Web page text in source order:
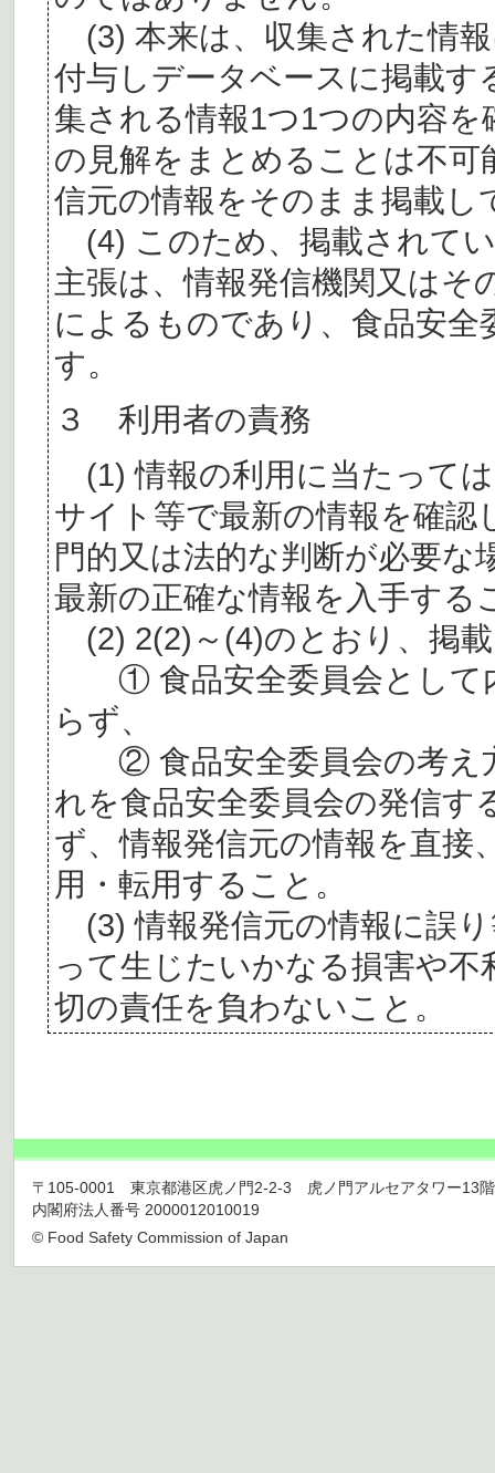
(3) 本来は、収集された情
付与しデータベースに掲載
集される情報1つ1つの内容
の見解をまとめることは不
信元の情報をそのまま掲載し
(4) このため、掲載されて
主張は、情報発信機関又はそ
によるものであり、食品安
す。
３ 利用者の責務
(1) 情報の利用に当たって
サイト等で最新の情報を確認
門的又は法的な判断が必要
最新の正確な情報を入手する
(2) 2(2)～(4)のとおり、掲
① 食品安全委員会として
らず、
② 食品安全委員会の考え
れを食品安全委員会の発信す
ず、情報発信元の情報を直接
用・転用すること。
(3) 情報発信元の情報に誤
って生じたいかなる損害や
切の責任を負わないこと。
〒105-0001 東京都港区虎ノ門2-2-3 虎ノ門アルセアタワー13
内閣府法人番号 2000012010019
© Food Safety Commission of Japan